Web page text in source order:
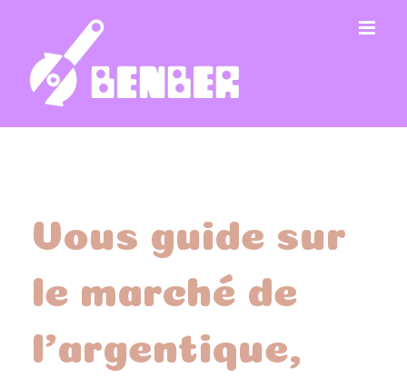
contenu
Vous guide sur
le marché de
l’argentique,